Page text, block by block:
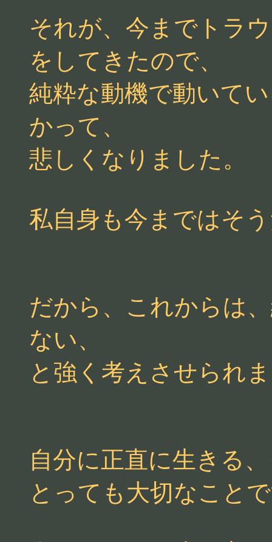
それが、今までトラ
をしてきたので、
純粋な動機で動いて
かって、
悲しくなりました。
私自身も今まではそ
だから、これからは
ない、
と強く考えさせられ
自分に正直に生きる
とっても大切なこと